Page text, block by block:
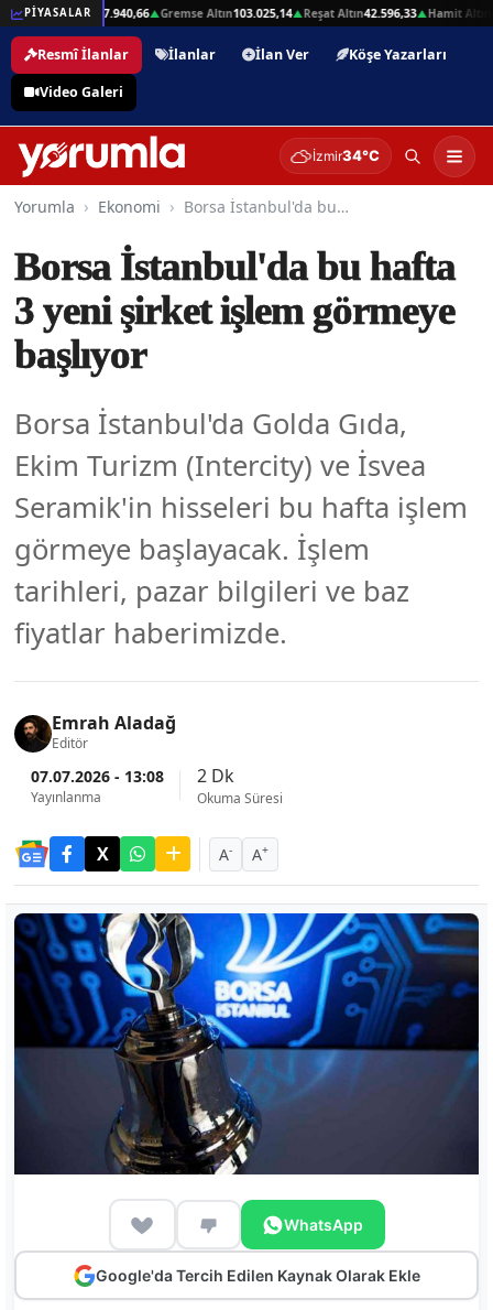
PİYASALAR
▲Beşli Altın207.940,66▲Gremse Altın103.025,14▲Reşat Altın42.596,33▲Hamit Altın
Resmî İlanlar İlanlar İlan Ver
Köşe Yazarları
Video Galeri
İzmir34°C
Yorumla Ekonomi Borsa İstanbul'da bu hafta 3 yeni şirket işlem görmeye başlıyor
Borsa İstanbul'da bu hafta
3 yeni şirket işlem görmeye
başlıyor
Borsa İstanbul'da Golda Gıda,
Ekim Turizm (Intercity) ve İsvea
Seramik'in hisseleri bu hafta işlem
görmeye başlayacak. İşlem
tarihleri, pazar bilgileri ve baz
fiyatlar haberimizde.
Emrah Aladağ
Editör
07.07.2026 - 13:08
Yayınlanma
2 Dk
Okuma Süresi
A- A+
WhatsApp
Google'da Tercih Edilen Kaynak Olarak Ekle